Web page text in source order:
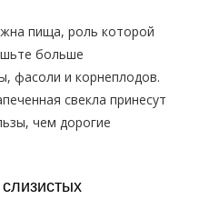
пища, роль которой
больше
фасоли и корнеплодов.
свекла принесут
чем дорогие